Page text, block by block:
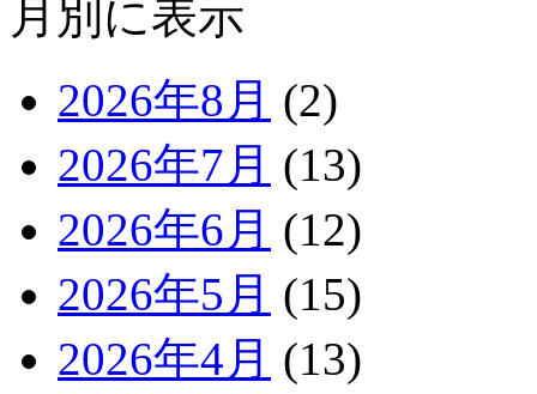
月別に表示
2026年8月 (2)
2026年7月 (13)
2026年6月 (12)
2026年5月 (15)
2026年4月 (13)